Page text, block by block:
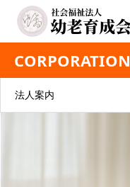
CORPORATION
法人案内